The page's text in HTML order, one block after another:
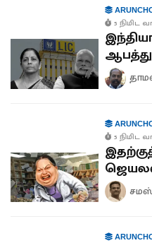
5 நிமிட
ஆபத்து
5 நிமிட
சமஸ்